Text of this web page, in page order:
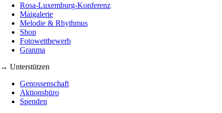
Rosa-Luxemburg-Konferenz
Maigalerie
Melodie & Rhythmus
Shop
Fotowettbewerb
Granma
→ Unterstützen
Genossenschaft
Aktionsbüro
Spenden